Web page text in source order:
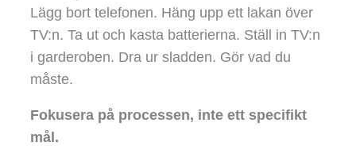
Lägg bort telefonen. Häng upp ett lakan över
TV:n. Ta ut och kasta batterierna. Ställ in TV:n
i garderoben. Dra ur sladden. Gör vad du
måste.
Fokusera på processen, inte ett specifikt
mål.